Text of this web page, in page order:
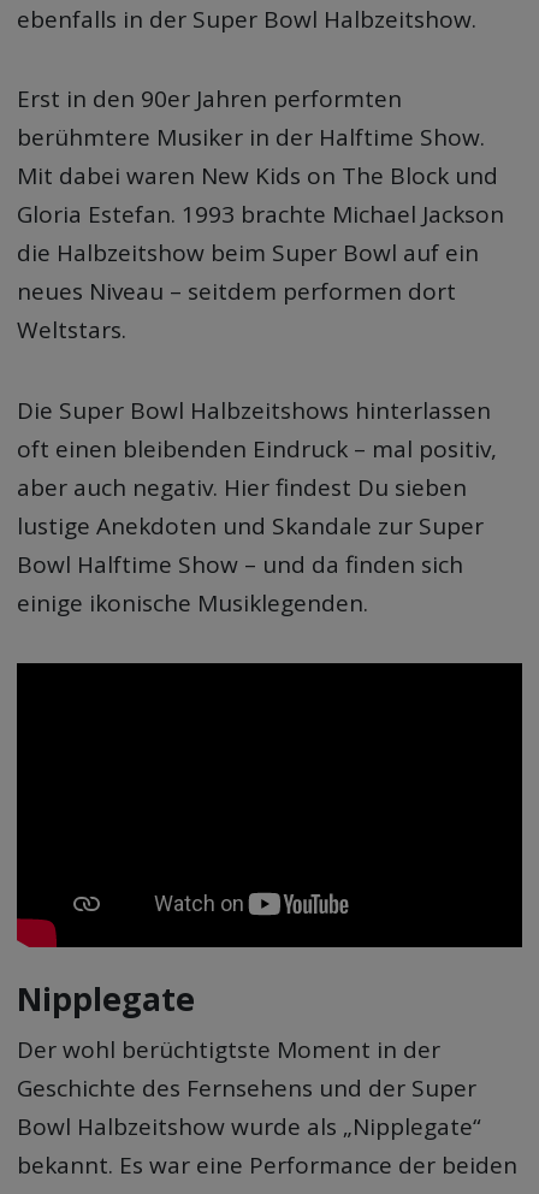
ebenfalls in der Super Bowl Halbzeitshow.
Erst in den 90er Jahren performten
berühmtere Musiker in der Halftime Show.
Mit dabei waren New Kids on The Block und
Gloria Estefan. 1993 brachte Michael Jackson
die Halbzeitshow beim Super Bowl auf ein
neues Niveau – seitdem performen dort
Weltstars.
Die Super Bowl Halbzeitshows hinterlassen
oft einen bleibenden Eindruck – mal positiv,
aber auch negativ. Hier findest Du sieben
lustige Anekdoten und Skandale zur Super
Bowl Halftime Show – und da finden sich
einige ikonische Musiklegenden.
Nipplegate
Der wohl berüchtigtste Moment in der
Geschichte des Fernsehens und der Super
Bowl Halbzeitshow wurde als „Nipplegate“
bekannt. Es war eine Performance der beiden